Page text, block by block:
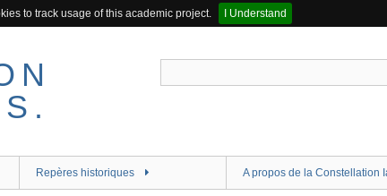
to track usage of this academic project.
I Understand
Repères historiques A propos de la Constellation